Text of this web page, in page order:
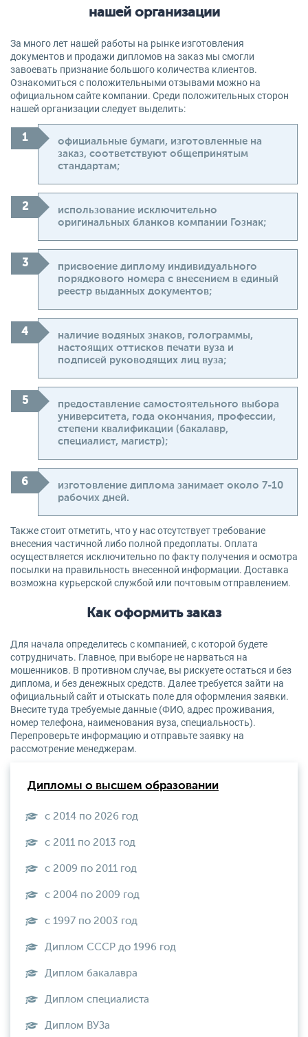
нашей организации
За много лет нашей работы на рынке изготовления
документов и продажи дипломов на заказ мы смогли
завоевать признание большого количества клиентов.
Ознакомиться с положительными отзывами можно на
официальном сайте компании. Среди положительных сторон
нашей организации следует выделить:
официальные бумаги, изготовленные на
заказ, соответствуют общепринятым
стандартам;
использование исключительно
оригинальных бланков компании Гознак;
присвоение диплому индивидуального
порядкового номера с внесением в единый
реестр выданных документов;
наличие водяных знаков, голограммы,
настоящих оттисков печати вуза и
подписей руководящих лиц вуза;
предоставление самостоятельного выбора
университета, года окончания, профессии,
степени квалификации (бакалавр,
специалист, магистр);
изготовление диплома занимает около 7-10
рабочих дней.
Также стоит отметить, что у нас отсутствует требование
внесения частичной либо полной предоплаты. Оплата
осуществляется исключительно по факту получения и осмотра
посылки на правильность внесенной информации. Доставка
возможна курьерской службой или почтовым отправлением.
Как оформить заказ
Для начала определитесь с компанией, с которой будете
сотрудничать. Главное, при выборе не нарваться на
мошенников. В противном случае, вы рискуете остаться и без
диплома, и без денежных средств. Далее требуется зайти на
официальный сайт и отыскать поле для оформления заявки.
Внесите туда требуемые данные (ФИО, адрес проживания,
номер телефона, наименования вуза, специальность).
Перепроверьте информацию и отправьте заявку на
рассмотрение менеджерам.
Дипломы о высшем образовании
с 2014 по 2026 год
с 2011 по 2013 год
с 2009 по 2011 год
с 2004 по 2009 год
с 1997 по 2003 год
Диплом СССР до 1996 год
Диплом бакалавра
Диплом специалиста
Диплом ВУЗа